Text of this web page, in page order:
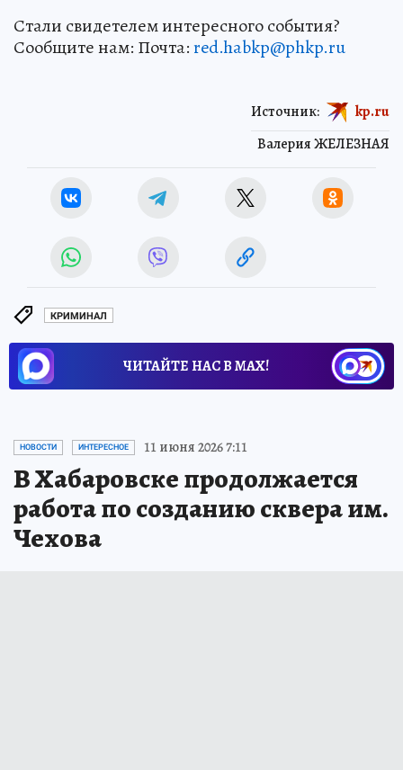
Стали свидетелем интересного события?
Сообщите нам: Почта:red.habkp@phkp.ru
Валерия ЖЕЛЕЗНАЯ
Источник: kp.ru
КРИМИНАЛ
ЧИТАЙТЕ НАС В МАХ!
НОВОСТИ ИНТЕРЕСНОЕ 11 июня 2026 7:11
В Хабаровске продолжается
работа по созданию сквера им.
Чехова